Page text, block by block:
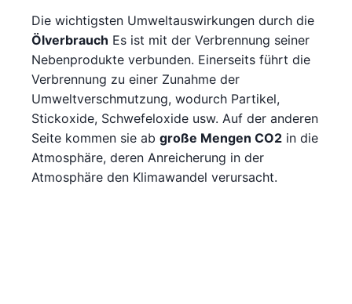
Die wichtigsten Umweltauswirkungen durch die
Ölverbrauch Es ist mit der Verbrennung seiner
Nebenprodukte verbunden. Einerseits führt die
Verbrennung zu einer Zunahme der
Umweltverschmutzung, wodurch Partikel,
Stickoxide, Schwefeloxide usw. Auf der anderen
Seite kommen sie ab große Mengen CO2 in die
Atmosphäre, deren Anreicherung in der
Atmosphäre den Klimawandel verursacht.